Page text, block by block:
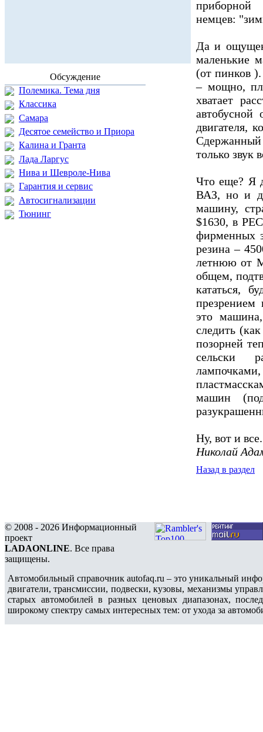
Обсуждение
Полемика. Тема дня
Классика
Самара
Десятое семейство и Приора
Калина и Гранта
Лада Ларгус
Нива и Шевроле-Нива
Гарантия и сервис
Автосигнализации
Тюнинг
приборной
немцев:
Да и
маленькие
(от пинков ).
– мощно,
хватает
двигателя,
Сдержанный
только звук
Что еще? Я
ВАЗ, но и
машину,
$1630, в
фирменных
резина –
летнюю от
общем,
кататься,
презрением
это
следить
позорней
сельски
машин
Ну, вот и
Николай
Назад в раздел
© 2008 - 2026 Информационный
проект
LADAONLINE. Все права
защищены.
Автомобильный справочник autofaq.ru – это уникальный
двигатели, трансмиссии, подвески, кузовы, механизмы
старых автомобилей в разных ценовых диапазонах,
широкому спектру самых интересных тем: от ухода за